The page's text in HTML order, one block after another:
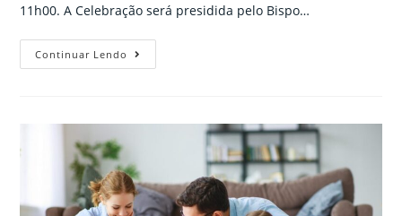
11h00. A Celebração será presidida pelo Bispo…
Continuar Lendo
Missa
Santuário
Eucarístico,
com